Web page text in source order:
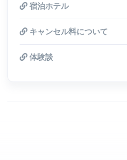
宿泊ホテル
キャンセル料について
体験談